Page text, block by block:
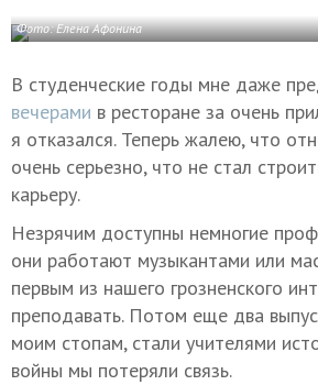
Фото: Елена Афонина
В студенческие годы мне даже
вечерами в ресторане за очень
я отказался. Теперь жалею, что
очень серьезно, что не стал
карьеру.
Незрячим доступны немногие
они работают музыкантами или
первым из нашего грозненского
преподавать. Потом еще два
моим стопам, стали учителями
войны мы потеряли связь.